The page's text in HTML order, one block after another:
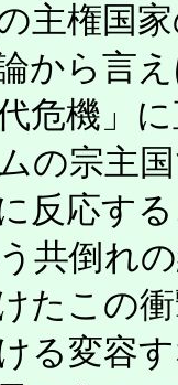
主権国
から言
危機」
の宗主
反応す
共倒れ
たこの
る変容